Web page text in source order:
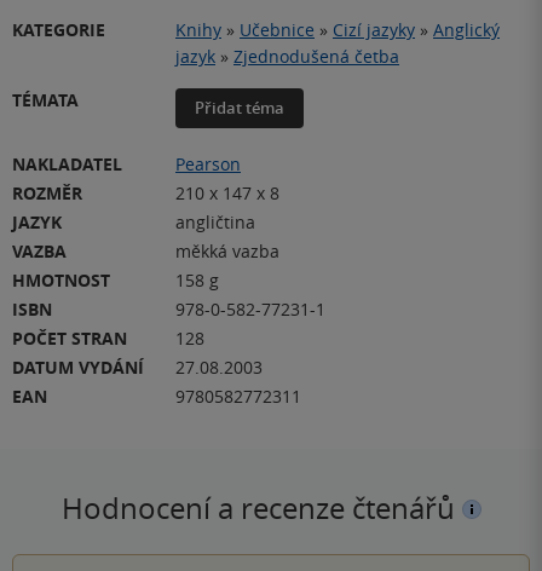
KATEGORIE
Knihy » Učebnice » Cizí jazyky » Anglický
jazyk » Zjednodušená četba
TÉMATA
Přidat téma
NAKLADATEL
Pearson
ROZMĚR
210 x 147 x 8
JAZYK
angličtina
VAZBA
měkká vazba
HMOTNOST
158 g
ISBN
978-0-582-77231-1
POČET STRAN
128
DATUM VYDÁNÍ
27.08.2003
EAN
9780582772311
Hodnocení a recenze čtenářů